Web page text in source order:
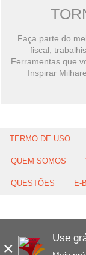
×
Use
Faça parte do
fiscal,
Ferramentas que
Inspirar
TERMO DE USO
QUEM SOMOS
QUESTÕES E-